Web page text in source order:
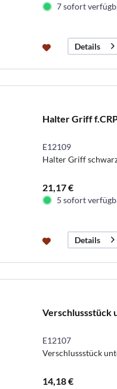
7 sofort
Details
Halter Griff
E12109
Halter Griff
21,17 €
5 sofort
Details
Verschlussstück
E12107
Verschlussstück
14,18 €